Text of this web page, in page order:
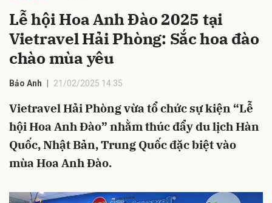
Lễ hội Hoa Anh Đào 2025 tại
Vietravel Hải Phòng: Sắc hoa đào
chào mùa yêu
Bảo Anh 21/02/2025 14:35
Vietravel Hải Phòng vừa tổ chức sự kiện “Lễ
hội Hoa Anh Đào” nhằm thúc đẩy du lịch Hàn
Quốc, Nhật Bản, Trung Quốc đặc biệt vào
mùa Hoa Anh Đào.
Hủy